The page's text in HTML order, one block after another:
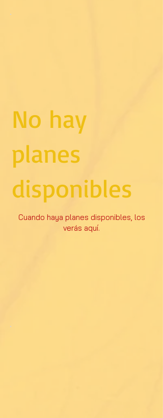
No hay
planes
disponibles
Cuando haya planes disponibles, los
verás aquí.